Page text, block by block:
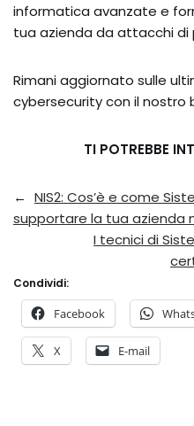
informatica avanzate e
tua azienda da attacchi di
Rimani aggiornato sulle
cybersecurity con il nostro
TI POTREBBE
← NIS2: Cos’è e come
supportare la tua azienda
I tecnici di
Condividi:
Facebook
X E-mail